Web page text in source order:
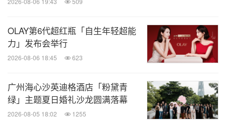
OLAY第6代超红瓶「自生年轻超能
力」发布会举行
2026-08-06 18:45 623
广州海心沙英迪格酒店「粉黛青
绿」主题夏日婚礼沙龙圆满落幕
2026-08-05 18:02 1255